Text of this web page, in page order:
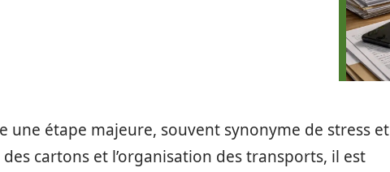
une étape majeure, souvent synonyme de stress et
cartons et l’organisation des transports, il est